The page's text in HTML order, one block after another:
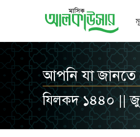
আপনি যা জানতে
যিলকদ ১৪৪০ ||